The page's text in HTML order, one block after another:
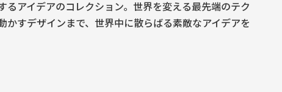
るアイデアのコレクション。世界を変える最先端のテク
かすデザインまで、世界中に散らばる素敵なアイデアを